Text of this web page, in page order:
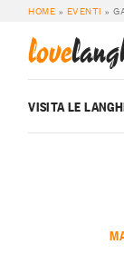
HOME » EVENTI »
love
VISITA LE